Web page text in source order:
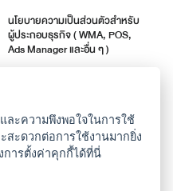
นโยบายความเป็นส่วนตัวสำหรับ
ผู้ประกอบธุรกิจ ( WMA, POS,
Ads Manager และอื่น ๆ )
แจ้งอัปเดตแอปพลิเคชัน
ละความพึงพอใจในการใช้
สะดวกต่อการใช้งานมากยิ่ง
ารตั้งค่าคุกกี้ได้ที่นี่